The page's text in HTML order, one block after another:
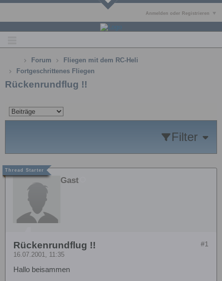
Anmelden oder Registrieren
Forum
Fliegen mit dem RC-Heli
Fortgeschrittenes Fliegen
Rückenrundflug !!
Filter
Gast
#1
Rückenrundflug !!
16.07.2001, 11:35
Hallo beisammen